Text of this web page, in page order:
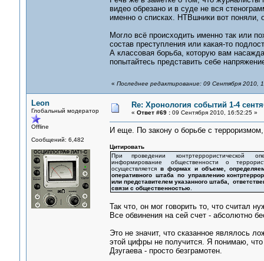
видео обрезано и в суде не вся
именно о списках. НТВшники вот поняли,
Могло всё происходить именно так или
состав преступления или какая-то
А классовая борьба, которую вам
попытайтесь представить себе
« Последнее редактирование: 09 Сентября 2010,
Leon
Глобальный модератор
Offline
Сообщений: 6,482
Re: Хронология событий 1-4
« Ответ #69 :09 Сентября 2010, 16:52:25 »
И еще. По закону о борьбе с
Цитировать
При проведении контртеррористической
информирование общественности о
осуществляется в формах и объеме,
оперативного штаба по управлению
или представителем указанного штаба,
связи с общественностью.
Так что, он мог говорить то, что считал
Все обвинения на сей счет - абсолютно
Это не значит, что сказанное являлось
этой цифры не получится. Я понимаю,
Дзугаева - просто безграмотен.